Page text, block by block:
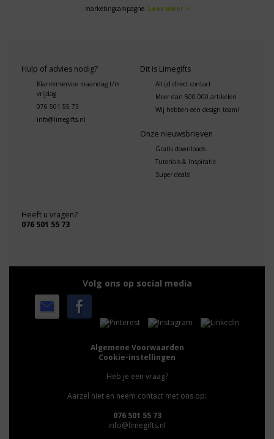
marketingcampagne. Lees meer >
Hulp of advies nodig?
Klantenservice maandag t/m
vrijdag
076 501 55 73
info@limegifts.nl
Dit is Limegifts
Altijd direct contact
Meer dan 500.000 artikelen
Wij hebben een design team!
Onze nieuwsbrieven
Gratis downloads
Tutorials & Inspiratie
Super deals!
Heeft u vragen?
076 501 55 73
Volg ons op social media
Algemene Voorwaarden
Cookie-instellingen
Heb je een vraag?
Aarzel niet en neem contact met ons op:
076 501 55 73
info@limegifts.nl